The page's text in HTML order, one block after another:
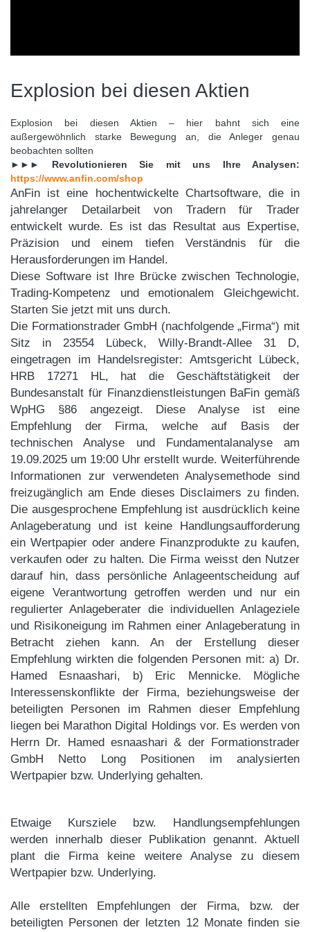
Explosion bei diesen Aktien
Explosion bei diesen Aktien – hier bahnt sich eine
außergewöhnlich starke Bewegung an, die Anleger genau
beobachten sollten
►►► Revolutionieren Sie mit uns Ihre Analysen:
https://www.anfin.com/shop
AnFin ist eine hochentwickelte Chartsoftware, die in
jahrelanger Detailarbeit von Tradern für Trader
entwickelt wurde. Es ist das Resultat aus Expertise,
Präzision und einem tiefen Verständnis für die
Herausforderungen im Handel.
Diese Software ist Ihre Brücke zwischen Technologie,
Trading-Kompetenz und emotionalem Gleichgewicht.
Starten Sie jetzt mit uns durch.
Die Formationstrader GmbH (nachfolgende „Firma“) mit
Sitz in 23554 Lübeck, Willy-Brandt-Allee 31 D,
eingetragen im Handelsregister: Amtsgericht Lübeck,
HRB 17271 HL, hat die Geschäftstätigkeit der
Bundesanstalt für Finanzdienstleistungen BaFin gemäß
WpHG §86 angezeigt. Diese Analyse ist eine
Empfehlung der Firma, welche auf Basis der
technischen Analyse und Fundamentalanalyse am
19.09.2025 um 19:00 Uhr erstellt wurde. Weiterführende
Informationen zur verwendeten Analysemethode sind
freizugänglich am Ende dieses Disclaimers zu finden.
Die ausgesprochene Empfehlung ist ausdrücklich keine
Anlageberatung und ist keine Handlungsaufforderung
ein Wertpapier oder andere Finanzprodukte zu kaufen,
verkaufen oder zu halten. Die Firma weisst den Nutzer
darauf hin, dass persönliche Anlageentscheidung auf
eigene Verantwortung getroffen werden und nur ein
regulierter Anlageberater die individuellen Anlageziele
und Risikoneigung im Rahmen einer Anlageberatung in
Betracht ziehen kann. An der Erstellung dieser
Empfehlung wirkten die folgenden Personen mit: a) Dr.
Hamed Esnaashari, b) Eric Mennicke. Mögliche
Interessenskonflikte der Firma, beziehungsweise der
beteiligten Personen im Rahmen dieser Empfehlung
liegen bei Marathon Digital Holdings vor. Es werden von
Herrn Dr. Hamed esnaashari & der Formationstrader
GmbH Netto Long Positionen im analysierten
Wertpapier bzw. Underlying gehalten.
Etwaige Kursziele bzw. Handlungsempfehlungen
werden innerhalb dieser Publikation genannt. Aktuell
plant die Firma keine weitere Analyse zu diesem
Wertpapier bzw. Underlying.
Alle erstellten Empfehlungen der Firma, bzw. der
beteiligten Personen der letzten 12 Monate finden sie